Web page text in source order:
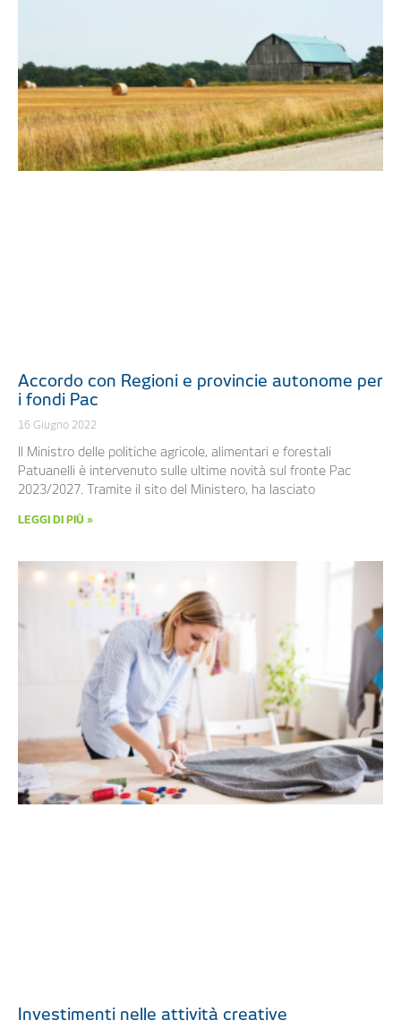
Accordo con Regioni e provincie autonome per
i fondi Pac
16 Giugno 2022
Il Ministro delle politiche agricole, alimentari e forestali
Patuanelli è intervenuto sulle ultime novità sul fronte Pac
2023/2027. Tramite il sito del Ministero, ha lasciato
LEGGI DI PIÙ »
Investimenti nelle attività creative